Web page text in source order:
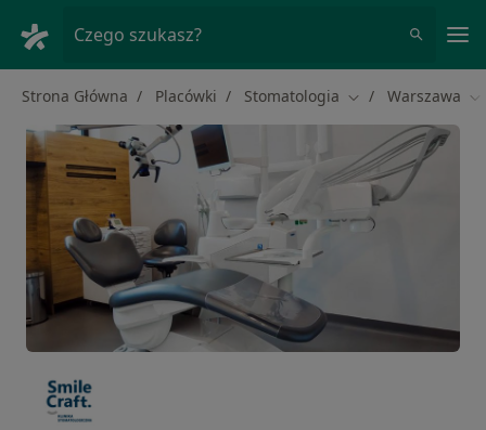
Czego szukasz?
Strona Główna Placówki Stomatologia Zmień miasto
Warszawa